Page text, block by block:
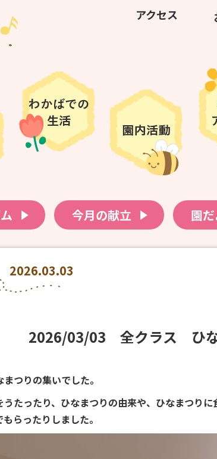
アクセス
今月の献立 園
2026.03.03
2026/03/03 全クラス ひな
つりの集いでした。
うたったり、ひなまつりの由来や、ひなまつり
らったりしました。